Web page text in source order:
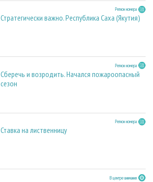
Регион номера
Стратегически важно. Республика Саха (Якутия)
Регион номера
Сберечь и возродить. Начался пожароопасный
сезон
Регион номера
Ставка на лиственницу
В центре внимания